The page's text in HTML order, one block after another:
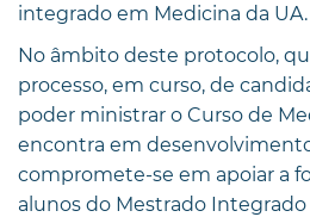
integrado em Medicina da UA.
No âmbito deste protocolo,
processo, em curso, de
poder ministrar o Curso de
encontra em
compromete-se em apoiar a
alunos do Mestrado